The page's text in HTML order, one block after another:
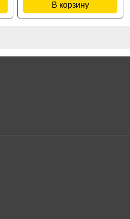
В корзину